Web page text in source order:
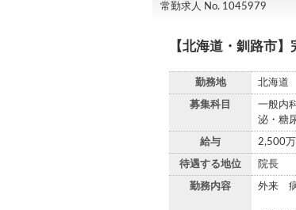
常勤求人 No. 1045979
【北海道・釧路市
勤務地 北海道
募集科目
一般内
泌・糖
給与 2,500
待遇する地位 院長
勤務内容 外来